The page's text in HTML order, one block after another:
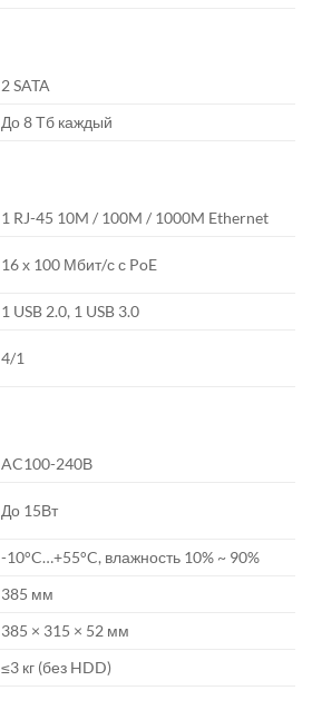
2 SATA
До 8 Тб каждый
1 RJ-45 10M / 100M / 1000M Ethernet
16 х 100 Мбит/с с PoE
1 USB 2.0, 1 USB 3.0
4/1
AC100-240В
До 15Вт
-10°C…+55°C, влажность 10% ~ 90%
385 мм
385 × 315 × 52 мм
≤3 кг (без HDD)